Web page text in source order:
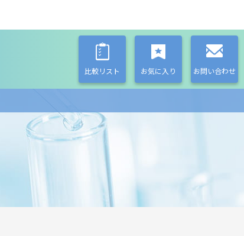
比較リスト お気に入り お問い合わせ